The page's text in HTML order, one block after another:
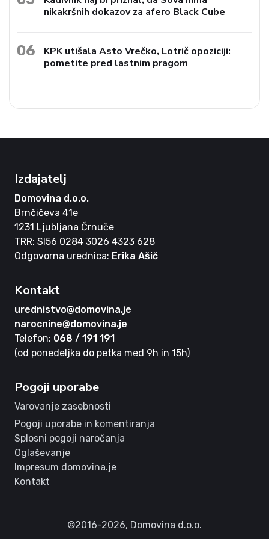
nikakršnih dokazov za afero Black Cube
06
KPK utišala Asto Vrečko, Lotrič opoziciji:
pometite pred lastnim pragom
Izdajatelj
Domovina d.o.o.
Brnčičeva 41e
1231 Ljubljana Črnuče
TRR: SI56 0284 3026 4323 628
Odgovorna urednica: Erika Ašič
Kontakt
urednistvo@domovina.je
narocnine@domovina.je
Telefon: 068 / 191 191
(od ponedeljka do petka med 9h in 15h)
Pogoji uporabe
Varovanje zasebnosti
Pogoji uporabe in komentiranja
Splosni pogoji naročanja
Oglaševanje
Impresum domovina.je
Kontakt
©2016-2026, Domovina d.o.o.